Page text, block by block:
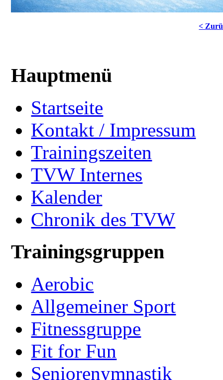
<
Hauptmenü
Startseite
Kontakt / Impressum
Trainingszeiten
TVW Internes
Kalender
Chronik des TVW
Trainingsgruppen
Aerobic
Allgemeiner Sport
Fitnessgruppe
Fit for Fun
Seniorenymnastik